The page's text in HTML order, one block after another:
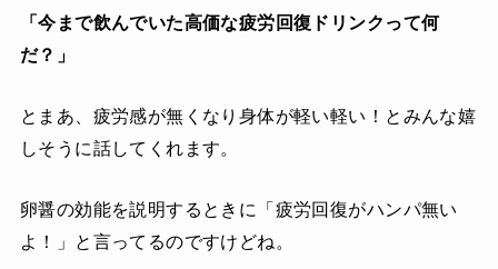
「今まで飲んでいた高価な疲労回復ドリンクって何
だ？」
とまあ、疲労感が無くなり身体が軽い軽い！とみんな嬉
しそうに話してくれます。
卵醤の効能を説明するときに「疲労回復がハンパ無い
よ！」と言ってるのですけどね。